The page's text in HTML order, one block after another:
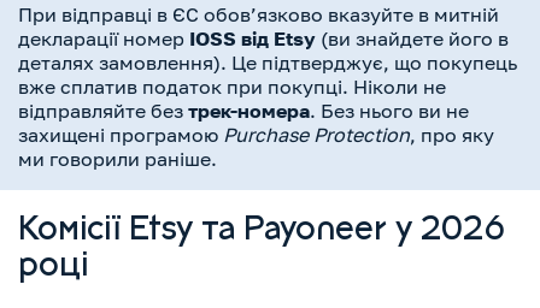
При відправці в ЄС обов’язково вказуйте в митній
декларації номер IOSS від Etsy (ви знайдете його в
деталях замовлення). Це підтверджує, що покупець
вже сплатив податок при покупці. Ніколи не
відправляйте без трек-номера. Без нього ви не
захищені програмою Purchase Protection, про яку
ми говорили раніше.
Комісії Etsy та Payoneer у 2026
році